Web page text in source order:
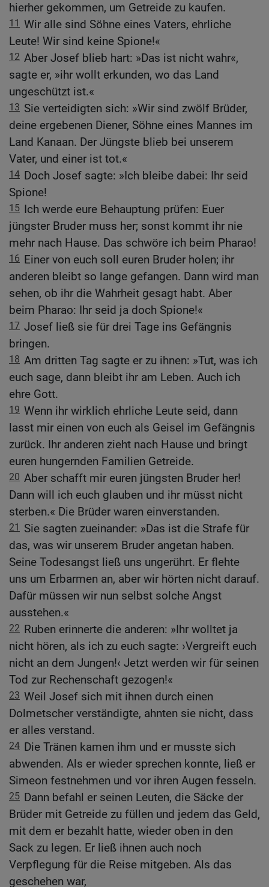
hierher gekommen, um Getreide zu kaufen.
11 Wir alle sind Söhne eines Vaters, ehrliche
Leute! Wir sind keine Spione!«
12 Aber Josef blieb hart: »Das ist nicht wahr«,
sagte er, »ihr wollt erkunden, wo das Land
ungeschützt ist.«
13 Sie verteidigten sich: »Wir sind zwölf Brüder,
deine ergebenen Diener, Söhne eines Mannes im
Land Kanaan. Der Jüngste blieb bei unserem
Vater, und einer ist tot.«
14 Doch Josef sagte: »Ich bleibe dabei: Ihr seid
Spione!
15 Ich werde eure Behauptung prüfen: Euer
jüngster Bruder muss her; sonst kommt ihr nie
mehr nach Hause. Das schwöre ich beim Pharao!
16 Einer von euch soll euren Bruder holen; ihr
anderen bleibt so lange gefangen. Dann wird man
sehen, ob ihr die Wahrheit gesagt habt. Aber
beim Pharao: Ihr seid ja doch Spione!«
17 Josef ließ sie für drei Tage ins Gefängnis
bringen.
18 Am dritten Tag sagte er zu ihnen: »Tut, was ich
euch sage, dann bleibt ihr am Leben. Auch ich
ehre Gott.
19 Wenn ihr wirklich ehrliche Leute seid, dann
lasst mir einen von euch als Geisel im Gefängnis
zurück. Ihr anderen zieht nach Hause und bringt
euren hungernden Familien Getreide.
20 Aber schafft mir euren jüngsten Bruder her!
Dann will ich euch glauben und ihr müsst nicht
sterben.« Die Brüder waren einverstanden.
21
Sie sagten zueinander: »Das ist die Strafe für
das, was wir unserem Bruder angetan haben.
Seine Todesangst ließ uns ungerührt. Er flehte
uns um Erbarmen an, aber wir hörten nicht darauf.
Dafür müssen wir nun selbst solche Angst
ausstehen.«
22 Ruben erinnerte die anderen: »Ihr wolltet ja
nicht hören, als ich zu euch sagte: ›Vergreift euch
nicht an dem Jungen!‹ Jetzt werden wir für seinen
Tod zur Rechenschaft gezogen!«
23 Weil Josef sich mit ihnen durch einen
Dolmetscher verständigte, ahnten sie nicht, dass
er alles verstand.
24 Die Tränen kamen ihm und er musste sich
abwenden. Als er wieder sprechen konnte, ließ er
Simeon festnehmen und vor ihren Augen fesseln.
25 Dann befahl er seinen Leuten, die Säcke der
Brüder mit Getreide zu füllen und jedem das Geld,
mit dem er bezahlt hatte, wieder oben in den
Sack zu legen. Er ließ ihnen auch noch
Verpflegung für die Reise mitgeben. Als das
geschehen war,